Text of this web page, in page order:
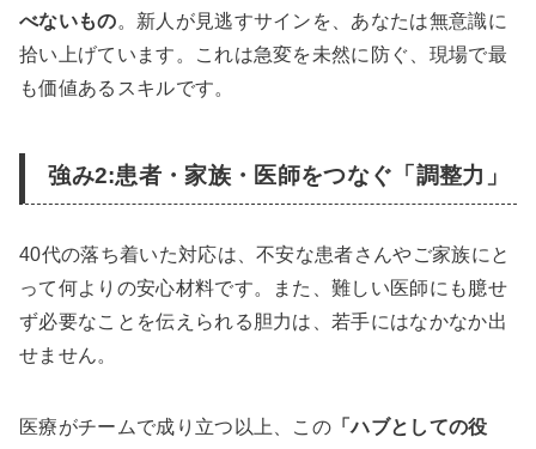
べないもの。新人が見逃すサインを、あなたは無意識に
拾い上げています。これは急変を未然に防ぐ、現場で最
も価値あるスキルです。
強み2:患者・家族・医師をつなぐ「調整力」
40代の落ち着いた対応は、不安な患者さんやご家族にと
って何よりの安心材料です。また、難しい医師にも臆せ
ず必要なことを伝えられる胆力は、若手にはなかなか出
せません。
医療がチームで成り立つ以上、この 「ハブとしての役